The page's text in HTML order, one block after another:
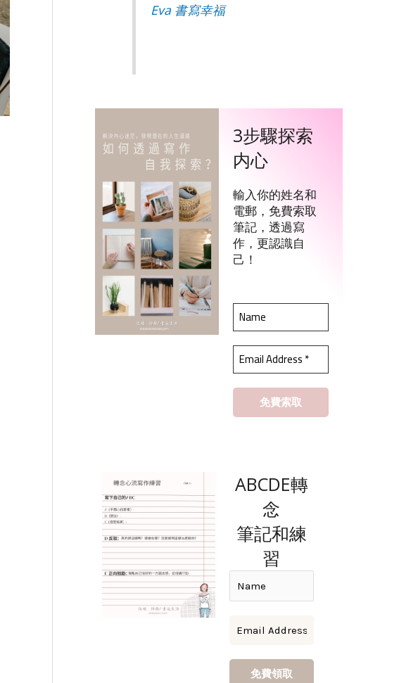
Eva 書寫幸福
3步驟探索
内心
輸入你的姓名和
電郵，免費索取
筆記，透過寫
作，更認識自
己！
ABCDE轉
念
筆記和練
習